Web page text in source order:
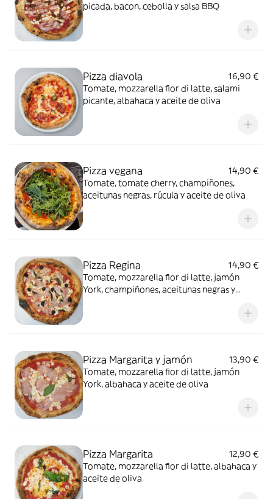
picada, bacon, cebolla y salsa BBQ
Pizza diavola
16,90 €
Tomate, mozzarella fior di latte, salami
picante, albahaca y aceite de oliva
Pizza vegana
14,90 €
Tomate, tomate cherry, champiñones,
aceitunas negras, rúcula y aceite de oliva
Pizza Regina
14,90 €
Tomate, mozzarella fior di latte, jamón
York, champiñones, aceitunas negras y
Pizza Margarita y jamón
13,90 €
Tomate, mozzarella fior di latte, jamón
York, albahaca y aceite de oliva
Pizza Margarita
12,90 €
Tomate, mozzarella fior di latte, albahaca y
aceite de oliva